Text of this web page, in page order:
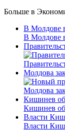
Больше в
В Молдове
В Молдове
Молдова
Молдова
Кишинев
Кишинев
Власти
Власти